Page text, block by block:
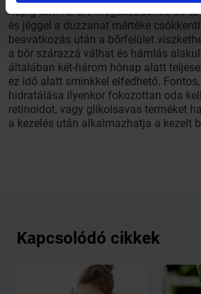
napig tart. Az arc megduzzadhat, de
és jéggel a duzzanat mértéke
beavatkozás után a bőrfelület
a bőr szárazzá válhat és hámlás
általában két-három hónap alatt
ez idő alatt sminkkel elfedhető.
hidratálása ilyenkor fokozottan oda
retinoidot, vagy glikolsavas terméket
a kezelés után alkalmazhatja a kezelt
Kapcsolódó cikkek